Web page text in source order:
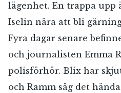
lägenhet. En trappa upp
Iselin nära att bli
Fyra dagar senare
och journalisten Emma
polisförhör. Blix har
och Ramm såg det